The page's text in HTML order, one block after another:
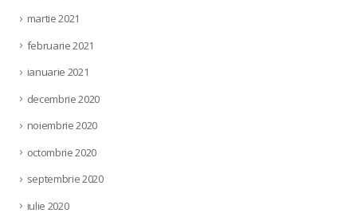
martie 2021
februarie 2021
ianuarie 2021
decembrie 2020
noiembrie 2020
octombrie 2020
septembrie 2020
iulie 2020